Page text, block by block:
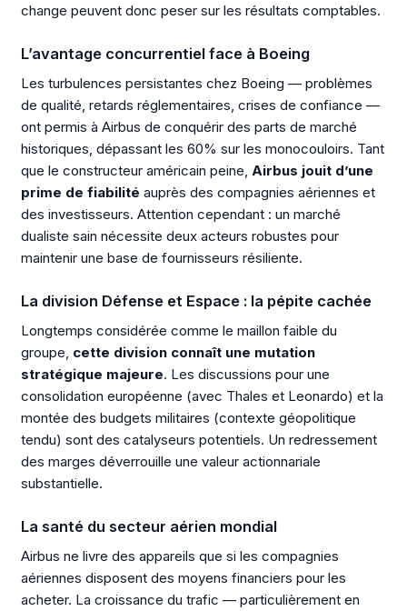
change peuvent donc peser sur les résultats comptables.
L’avantage concurrentiel face à Boeing
Les turbulences persistantes chez Boeing — problèmes
de qualité, retards réglementaires, crises de confiance —
ont permis à Airbus de conquérir des parts de marché
historiques, dépassant les 60% sur les monocouloirs. Tant
que le constructeur américain peine, Airbus jouit d’une
prime de fiabilité auprès des compagnies aériennes et
des investisseurs. Attention cependant : un marché
dualiste sain nécessite deux acteurs robustes pour
maintenir une base de fournisseurs résiliente.
La division Défense et Espace : la pépite cachée
Longtemps considérée comme le maillon faible du
groupe, cette division connaît une mutation
stratégique majeure. Les discussions pour une
consolidation européenne (avec Thales et Leonardo) et la
montée des budgets militaires (contexte géopolitique
tendu) sont des catalyseurs potentiels. Un redressement
des marges déverrouille une valeur actionnariale
substantielle.
La santé du secteur aérien mondial
Airbus ne livre des appareils que si les compagnies
aériennes disposent des moyens financiers pour les
acheter. La croissance du trafic — particulièrement en